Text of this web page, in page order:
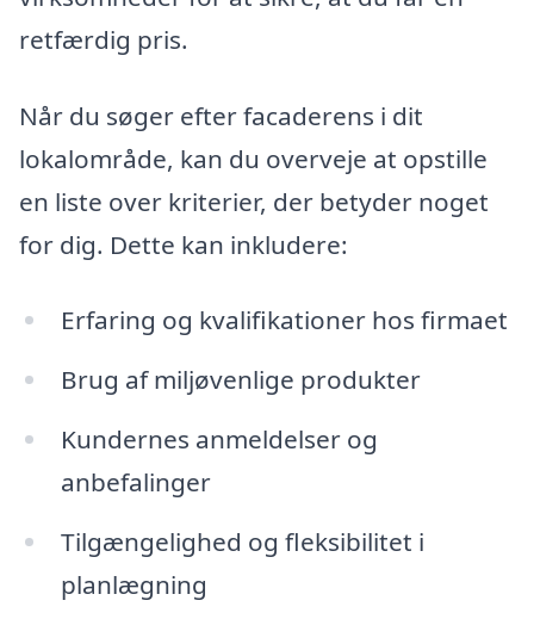
retfærdig pris.
Når du søger efter facaderens i dit
lokalområde, kan du overveje at opstille
en liste over kriterier, der betyder noget
for dig. Dette kan inkludere:
Erfaring og kvalifikationer hos firmaet
Brug af miljøvenlige produkter
Kundernes anmeldelser og
anbefalinger
Tilgængelighed og fleksibilitet i
planlægning